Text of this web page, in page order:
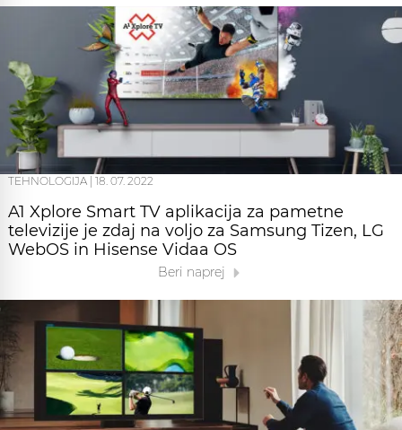
TEHNOLOGIJA | 18. 07. 2022
A1 Xplore Smart TV aplikacija za pametne
televizije je zdaj na voljo za Samsung Tizen, LG
WebOS in Hisense Vidaa OS
Beri naprej